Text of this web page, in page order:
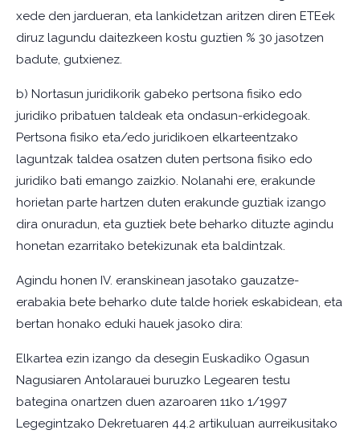
xede den jardueran, eta lankidetzan aritzen diren ETEek
diruz lagundu daitezkeen kostu guztien % 30 jasotzen
badute, gutxienez.
b) Nortasun juridikorik gabeko pertsona fisiko edo
juridiko pribatuen taldeak eta ondasun-erkidegoak.
Pertsona fisiko eta/edo juridikoen elkarteentzako
laguntzak taldea osatzen duten pertsona fisiko edo
juridiko bati emango zaizkio. Nolanahi ere, erakunde
horietan parte hartzen duten erakunde guztiak izango
dira onuradun, eta guztiek bete beharko dituzte agindu
honetan ezarritako betekizunak eta baldintzak.
Agindu honen IV. eranskinean jasotako gauzatze-
erabakia bete beharko dute talde horiek eskabidean, eta
bertan honako eduki hauek jasoko dira:
Elkartea ezin izango da desegin Euskadiko Ogasun
Nagusiaren Antolarauei buruzko Legearen testu
bategina onartzen duen azaroaren 11ko 1/1997
Legegintzako Dekretuaren 44.2 artikuluan aurreikusitako